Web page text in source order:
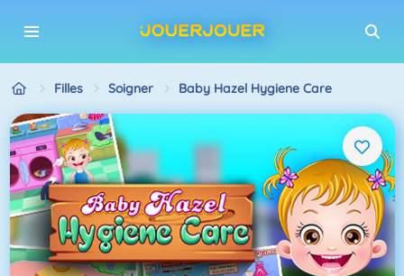
Filles Soigner Baby Hazel Hygiene Care